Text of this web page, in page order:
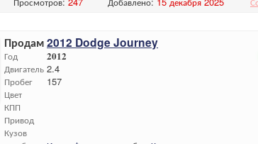
Продам2012 Dodge Journey
Год
Двигатель
Пробег
Цвет
КПП
Привод
Кузов
2012
2.4
157